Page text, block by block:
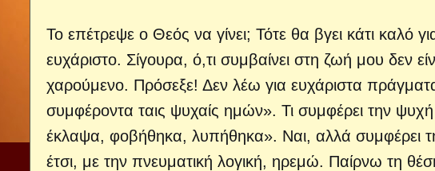
Το επέτρεψε ο Θεός να γίνει; Τότε θα βγει κάτι καλό
ευχάριστο. Σίγουρα, ό,τι συμβαίνει στη ζωή μου δεν
χαρούμενο. Πρόσεξε! Δεν λέω για ευχάριστα
συμφέροντα ταις ψυχαίς ημών». Τι συμφέρει την
έκλαψα, φοβήθηκα, λυπήθηκα». Ναι, αλλά συμφέρει
έτσι, με την πνευματική λογική, ηρεμώ. Παίρνω τη